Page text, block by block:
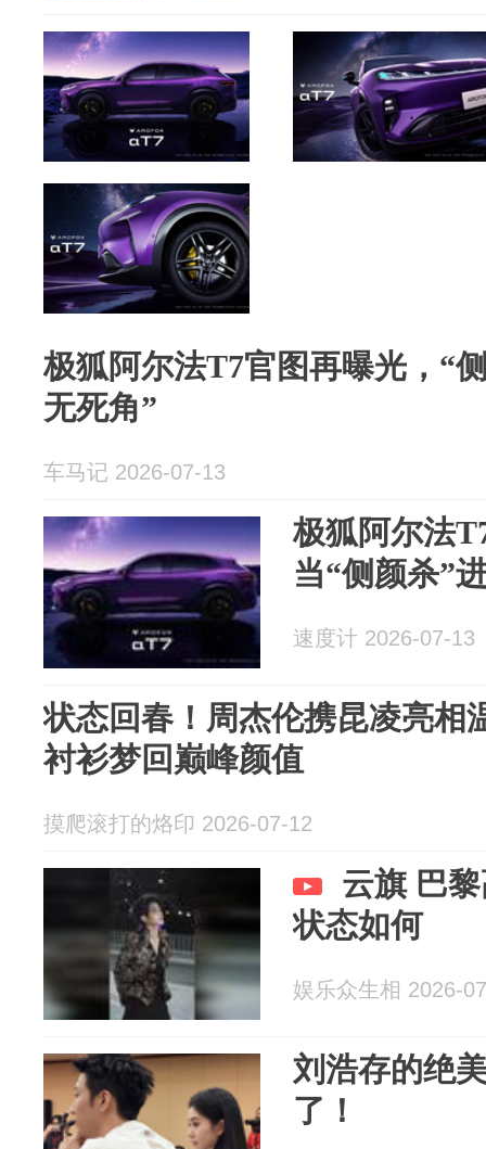
极狐阿尔法T7官图再曝光，“
无死角”
车马记 2026-07-13
极狐阿尔法
当“侧颜杀”
速度计 2026-07-13
状态回春！周杰伦携昆凌亮相
衬衫梦回巅峰颜值
摸爬滚打的烙印 2026-07-12
云旗 巴
状态如何
娱乐众生相 2026-
刘浩存的绝
了！